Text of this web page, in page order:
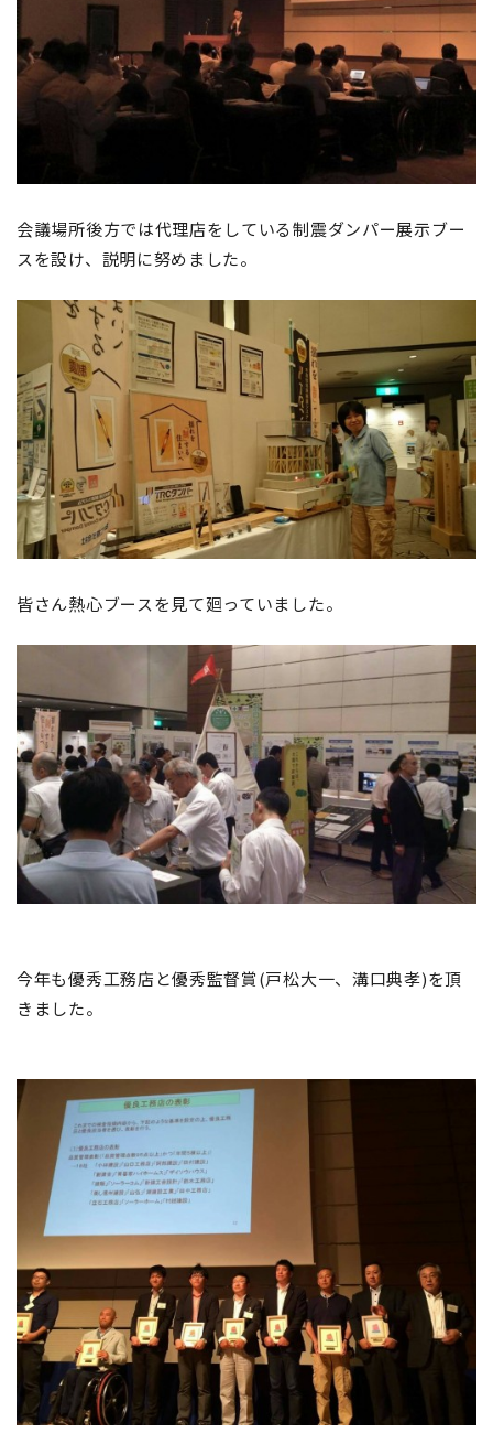
会議場所後方では代理店をしている制震ダンパー展示ブー
スを設け、説明に努めました。
皆さん熱心ブースを見て廻っていました。
今年も優秀工務店と優秀監督賞(戸松大一、溝口典孝)を頂
きました。